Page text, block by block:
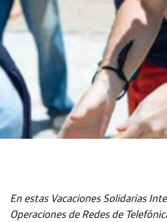
En estas Vacaciones Solidarias
Operaciones de Redes de